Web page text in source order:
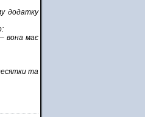
додатку
вона має
та